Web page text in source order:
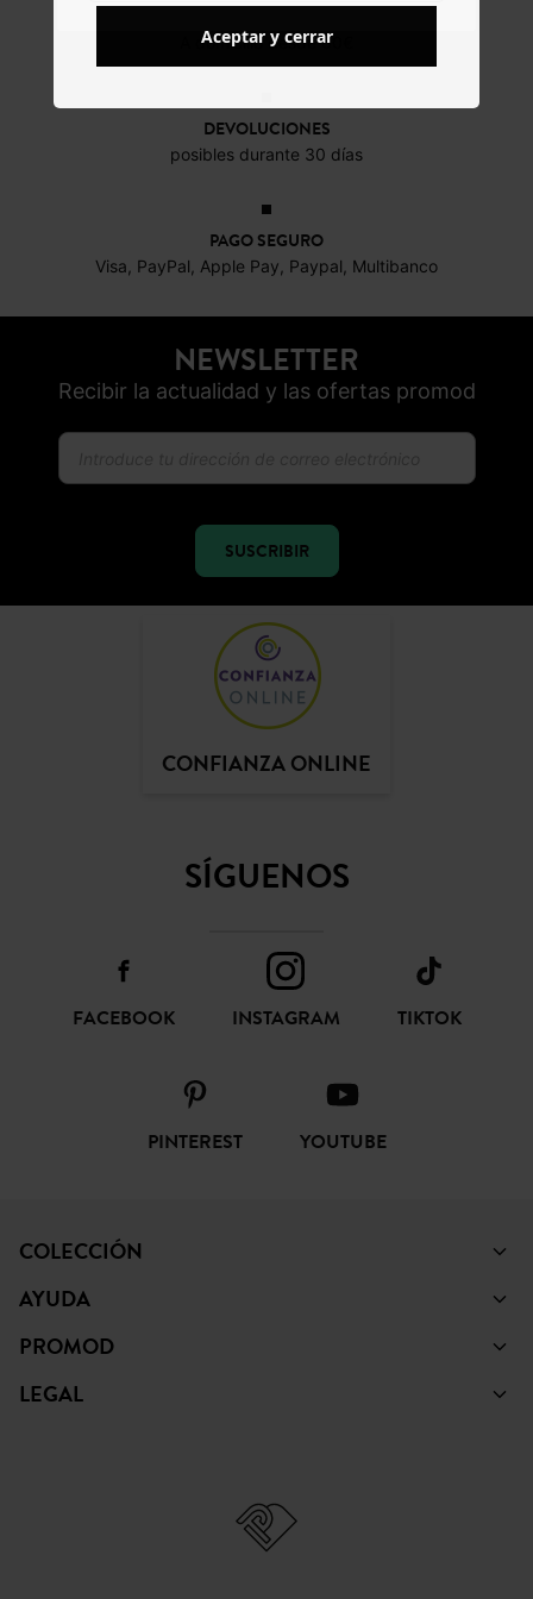
DEVOLUCIONES
posibles durante 30 días
PAGO SEGURO
Visa, PayPal, Apple Pay, Paypal, Multibanco
NEWSLETTER
Recibir la actualidad y las ofertas promod
SUSCRIBIR
CONFIANZA ONLINE
SÍGUENOS
PINTEREST YOUTUBE
© Copyright Promod © 2026
Aceptar y cerrar